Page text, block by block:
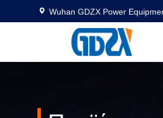
Wuhan GDZX Power